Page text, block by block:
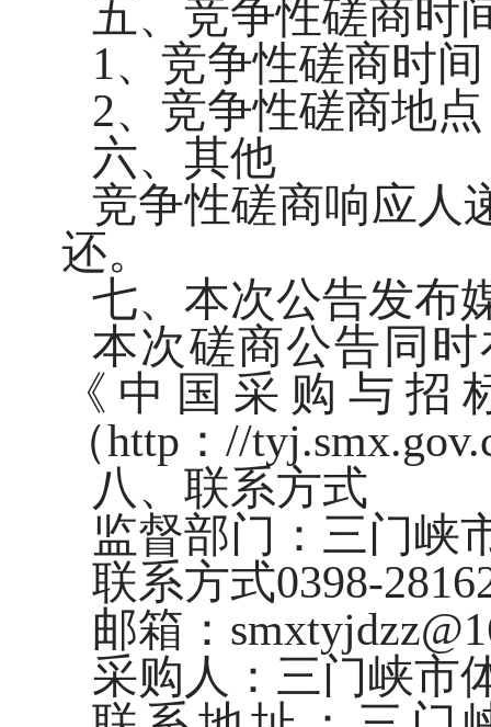
五、竞争性磋商时
1、竞争性磋商时
2、竞争性磋商地
六、其他
竞争性磋商响应人
还。
七、本次公告发布
本次磋商公告同
《中国采购与
（http：//
八、联系方式
监督部门：三门峡
联系方式0398-
邮箱：
采购人：三门峡